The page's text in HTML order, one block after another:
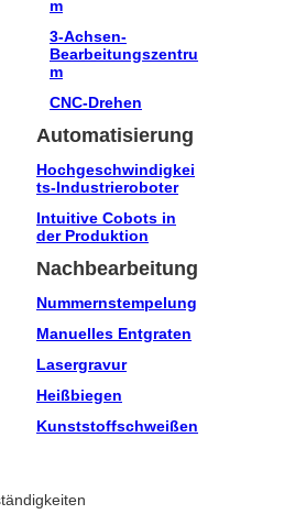
m
3-Achsen-
Bearbeitungszentru
m
CNC-Drehen
Automatisierung
Hochgeschwindigkei
ts-Industrieroboter
Intuitive Cobots in
der Produktion
Nachbearbeitung
Nummernstempelung
Manuelles Entgraten
Lasergravur
Heißbiegen
Kunststoffschweißen